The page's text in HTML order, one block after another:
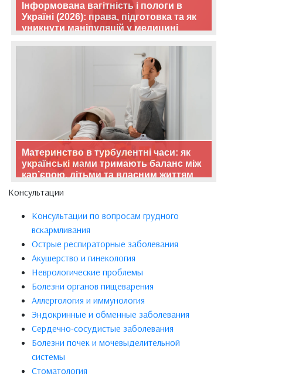
Інформована вагітність і пологи в
Україні (2026): права, підготовка та як
уникнути маніпуляцій у медицині
Материнство в турбулентні часи: як
українські мами тримають баланс між
кар’єрою, дітьми та власним життям
Консультации
Консультации по вопросам грудного
вскармливания
Острые респираторные заболевания
Акушерство и гинекология
Неврологические проблемы
Болезни органов пищеварения
Аллергология и иммунология
Эндокринные и обменные заболевания
Сердечно-сосудистые заболевания
Болезни почек и мочевыделительной
системы
Стоматология